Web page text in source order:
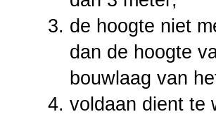
de hoogte niet
dan de hoogte
bouwlaag van
voldaan dient te